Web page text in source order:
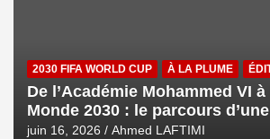
2030 FIFA WORLD CUP À LA PLUME
De l’Académie Mohammed VI
Monde 2030 : le parcours
royale
juin 16, 2026 Ahmed LAFTIMI